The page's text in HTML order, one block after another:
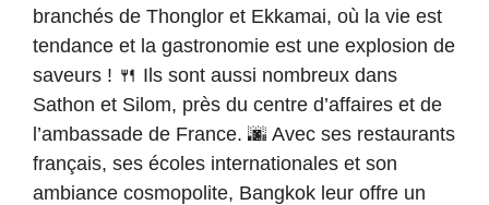
branchés de Thonglor et Ekkamai, où la vie est
tendance et la gastronomie est une explosion de
saveurs ! 🍴 Ils sont aussi nombreux dans
Sathon et Silom, près du centre d’affaires et de
l’ambassade de France. 🌆 Avec ses restaurants
français, ses écoles internationales et son
ambiance cosmopolite, Bangkok leur offre un